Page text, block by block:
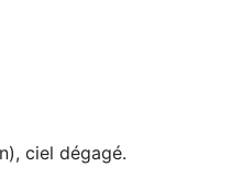
ciel dégagé.